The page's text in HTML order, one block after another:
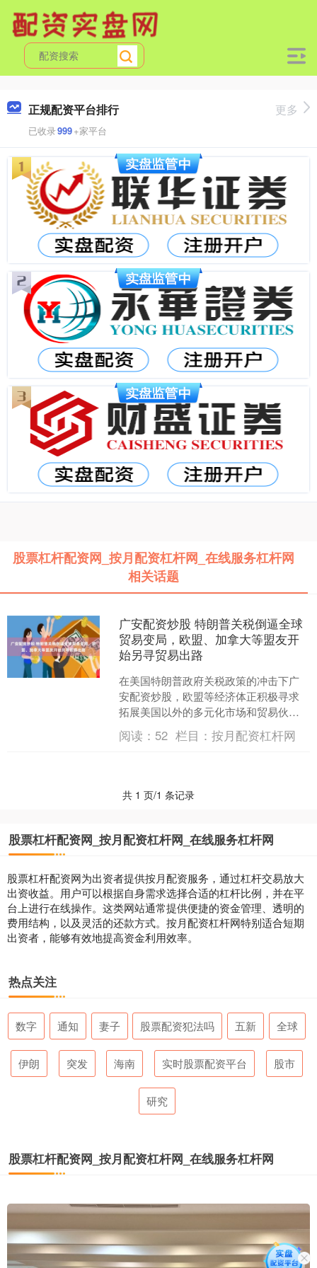
正规配资平台排行
已收录999+家平台
更多
股票杠杆配资网_按月配资杠杆网_在线服务杠杆网
相关话题
广安配资炒股 特朗普关税倒逼全球
贸易变局，欧盟、加拿大等盟友开
始另寻贸易出路
在美国特朗普政府关税政策的冲击下广
安配资炒股，欧盟等经济体正积极寻求
拓展美国以外的多元化市场和贸易伙伴
关系。 当地时间7月13日，欧盟与印度尼
西亚在布鲁塞尔就推....
阅读： 52 栏目：按月配资杠杆网
共 1 页/1 条记录
股票杠杆配资网_按月配资杠杆网_在线服务杠杆网
股票杠杆配资网为出资者提供按月配资服务，通过杠杆交易放大
出资收益。用户可以根据自身需求选择合适的杠杆比例，并在平
台上进行在线操作。这类网站通常提供便捷的资金管理、透明的
费用结构，以及灵活的还款方式。按月配资杠杆网特别适合短期
出资者，能够有效地提高资金利用效率。
热点关注
数字 通知 妻子 股票配资犯法吗 五新 全球
伊朗 突发 海南 实时股票配资平台 股市
研究
股票杠杆配资网_按月配资杠杆网_在线服务杠杆网